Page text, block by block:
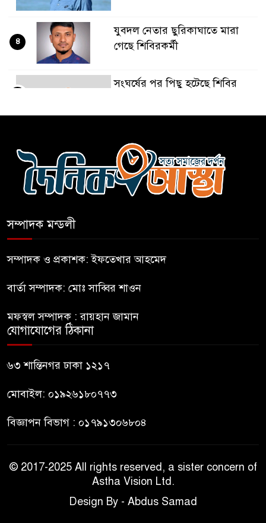
যুবদল নেতার ছুরিকাঘাতে মারা
গেছে শিবিরকর্মী
৪
সংঘর্ষের পর পিছু হটেছে শিবির
অবস্থানে আছে ছাত্রদল
৬
হযরত শাহজালাল বিমানবন্দরে
কিশোর
ভারত থেকে আসছে ২ দশমিক ৩
মেট্রিক টন টিয়ার শেল
সম্পাদক মন্ডলী
সম্পাদক ও প্রকাশক: ইফতেখার আহমেদ
বার্তা সম্পাদক: মোঃ সাব্বির শাওন
মফস্বল সম্পাদক : রায়হান জামান
যোগাযোগের ঠিকানা
৬৩ শান্তিনগর ঢাকা ১২১৭
মোবাইল: ০১৯২৬১৮০৭৭৩
বিজ্ঞাপন বিভাগ : ০১৭৯১৩০৬৮০৪
© 2017-2025 All rights reserved, a sister concern of
Astha Vision Ltd.
Design By - Abdus Samad